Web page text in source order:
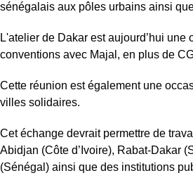
sénégalais aux pôles urbains ainsi
L'atelier de Dakar est aujourd’hui
conventions avec Majal, en plus de
Cette réunion est également une
villes solidaires.
Cet échange devrait permettre de
Abidjan (Côte d’Ivoire), Rabat-Dakar
(Sénégal) ainsi que des institutions